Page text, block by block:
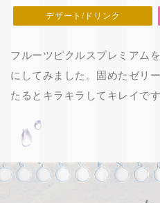
デザート/ドリンク
フルーツピクルスプレミアム
にしてみました。固めたゼリ
たるとキラキラしてキレイで